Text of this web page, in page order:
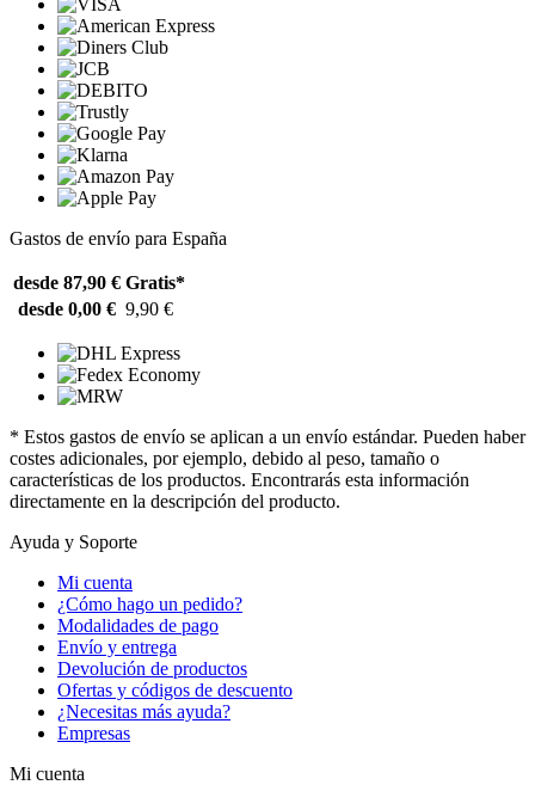
Gastos de envío para España
desde 87,90 € Gratis*
desde 0,00 € 9,90 €
* Estos gastos de envío se aplican a un envío estándar. Pueden haber
costes adicionales, por ejemplo, debido al peso, tamaño o
características de los productos. Encontrarás esta información
directamente en la descripción del producto.
Ayuda y Soporte
Mi cuenta
¿Cómo hago un pedido?
Modalidades de pago
Envío y entrega
Devolución de productos
Ofertas y códigos de descuento
¿Necesitas más ayuda?
Empresas
Mi cuenta